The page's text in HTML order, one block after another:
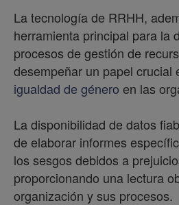
La tecnología de RRHH,
herramienta principal para la
procesos de gestión de
desempeñar un papel crucial
igualdad de género en las
La disponibilidad de datos
de elaborar informes
los sesgos debidos a
proporcionando una lectura
organización y sus procesos.